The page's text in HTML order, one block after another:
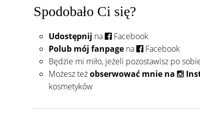
Spodobało Ci się?
Udostępnij na
Facebook
Polub mój fanpage na
Facebook
Będzie mi miło, jeżeli pozostawisz po
Możesz teżobserwować mnie na
kosmetyków